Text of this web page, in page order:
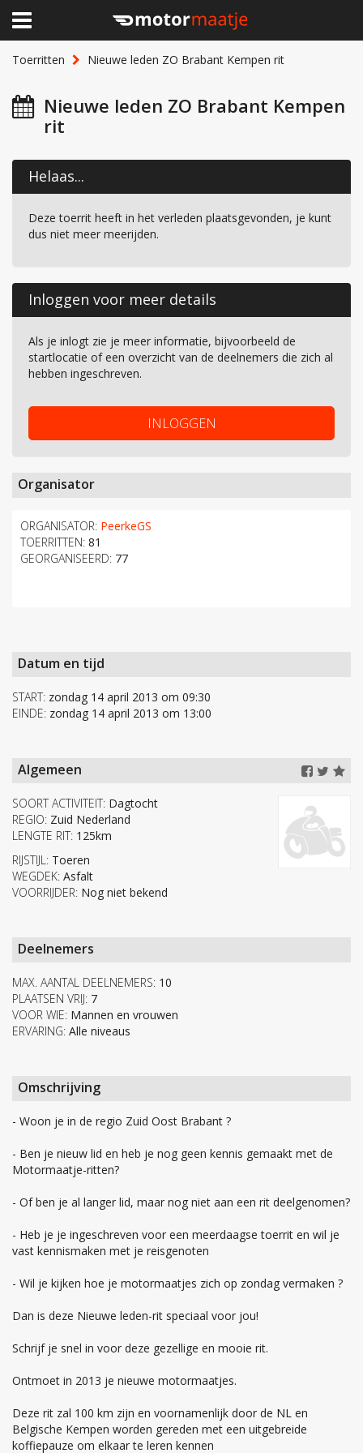
Toerritten Nieuwe leden ZO Brabant Kempen rit
Nieuwe leden ZO Brabant Kempen
rit
Helaas...
Deze toerrit heeft in het verleden plaatsgevonden, je kunt
dus niet meer meerijden.
Inloggen voor meer details
Als je inlogt zie je meer informatie, bijvoorbeeld de
startlocatie of een overzicht van de deelnemers die zich al
hebben ingeschreven.
INLOGGEN
Organisator
ORGANISATOR: PeerkeGS
TOERRITTEN: 81
GEORGANISEERD: 77
Datum en tijd
START: zondag 14 april 2013 om 09:30
EINDE: zondag 14 april 2013 om 13:00
Algemeen
SOORT ACTIVITEIT: Dagtocht
REGIO: Zuid Nederland
LENGTE RIT: 125km
RIJSTIJL: Toeren
WEGDEK: Asfalt
VOORRIJDER: Nog niet bekend
Deelnemers
MAX. AANTAL DEELNEMERS: 10
PLAATSEN VRIJ: 7
VOOR WIE: Mannen en vrouwen
ERVARING: Alle niveaus
Omschrijving
- Woon je in de regio Zuid Oost Brabant ?
- Ben je nieuw lid en heb je nog geen kennis gemaakt met de
Motormaatje-ritten?
- Of ben je al langer lid, maar nog niet aan een rit deelgenomen?
- Heb je je ingeschreven voor een meerdaagse toerrit en wil je
vast kennismaken met je reisgenoten
- Wil je kijken hoe je motormaatjes zich op zondag vermaken ?
Dan is deze Nieuwe leden-rit speciaal voor jou!
Schrijf je snel in voor deze gezellige en mooie rit.
Ontmoet in 2013 je nieuwe motormaatjes.
Deze rit zal 100 km zijn en voornamenlijk door de NL en
Belgische Kempen worden gereden met een uitgebreide
koffiepauze om elkaar te leren kennen
×
Home
Clubhuis
Toerritten
Lid worden
Over Motormaatje